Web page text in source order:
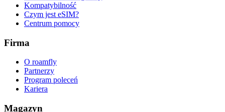
Kompatybilność
Czym jest eSIM?
Centrum pomocy
Firma
O roamfly
Partnerzy
Program poleceń
Kariera
Magazyn